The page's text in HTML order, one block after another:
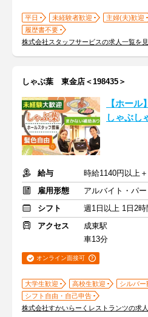
平日 未経験者歓迎 主婦(夫)歓迎
履歴書不要
株式会社スタッフサービスの求人一覧を
しゃぶ葉 東金店＜198435＞
【ホール
しゃぶし
給与
時給1140円以上
雇用形態
アルバイト・パー
シフト
週1日以上 1日2
アクセス
成東駅
車13分
オンライン面接可
大学生歓迎 高校生歓迎 シルバー
シフト自由・自己申告
株式会社すかいらーくレストランツの求